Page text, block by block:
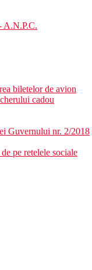
biletelor de avion
cadou
Guvernului nr. 2/2018
pe retelele sociale